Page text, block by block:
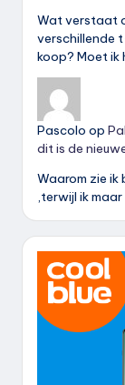
Wat verstaat
verschillende
koop? Moet ik
Pascolo op
dit is de
Waarom zie
,terwijl ik